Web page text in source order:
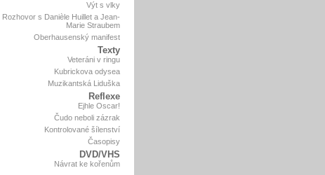
Výt s vlky
Rozhovor s Danièle Huillet a Jean-
Marie Straubem
Oberhausenský manifest
Texty
Veteráni v ringu
Kubrickova odysea
Muzikantská Liduška
Reflexe
Ejhle Oscar!
Čudo neboli zázrak
Kontrolované šílenství
Časopisy
DVD/VHS
Návrat ke kořenům